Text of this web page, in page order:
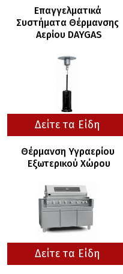
Επαγγελματικά
Συστήματα Θέρμανσης
Αερίου DAYGAS
Δείτε τα Είδη
Θέρμανση Υγραερίου
Εξωτερικού Χώρου
Δείτε τα Είδη